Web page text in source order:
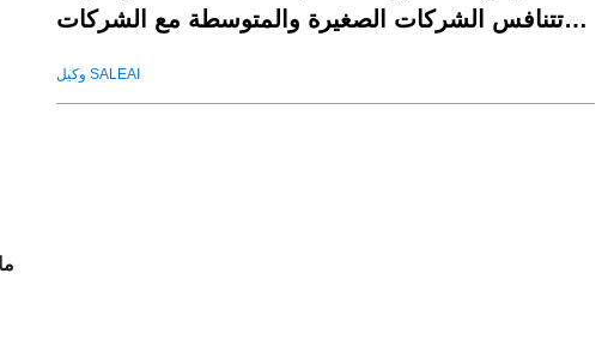
تتنافس الشركات الصغيرة والمتوسطة مع الشركات
وكيل SALEAI